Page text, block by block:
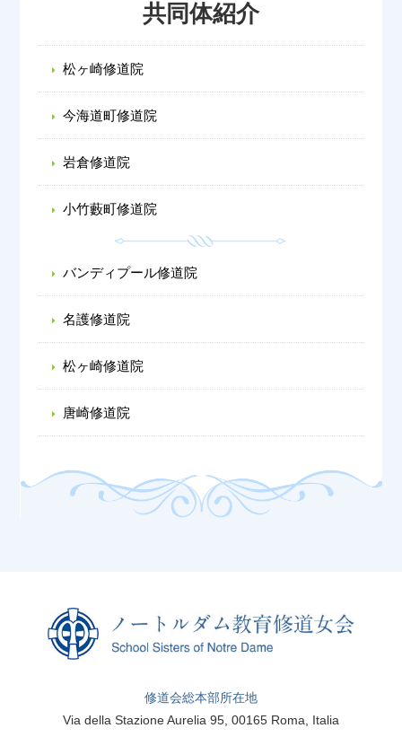
共同体紹介
松ヶ崎修道院
今海道町修道院
岩倉修道院
小竹藪町修道院
バンディプール修道院
名護修道院
松ヶ崎修道院
唐崎修道院
修道会総本部所在地
Via della Stazione Aurelia 95, 00165 Roma, Italia